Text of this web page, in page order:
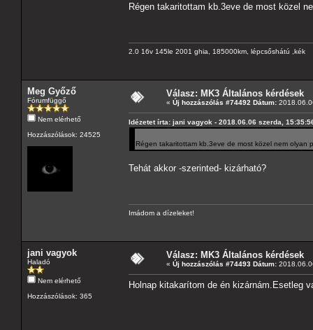
Régen takaritottam kb.3eve de most közel
2.0 16v 145le 2001 ghia, 185000km, lépcsőshátú ,kék
Meg Győző
Fórumfüggő
Nem elérhető
Hozzászólások: 24525
Válasz: MK3 Általános kérdések
« Új hozzászólás #74492 Dátum:
Idézetet írta: jani vagyok - 2018.06.06 szerda,
Régen takaritottam kb.3eve de most közel nem olyan
Tehát akkor -szerinted- kizárható?
Imádom a dízeleket!
jani vagyok
Haladó
Nem elérhető
Hozzászólások: 365
Válasz: MK3 Általános kérdések
« Új hozzászólás #74493 Dátum:
Holnap kitakarítom de én kizárnám.Esetleg